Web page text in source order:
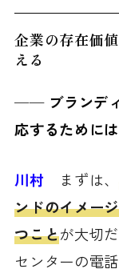
企業の存在価
える
── ブランデ
応するために
川村 まずは、
ンドのイメー
つことが大切
センターの電